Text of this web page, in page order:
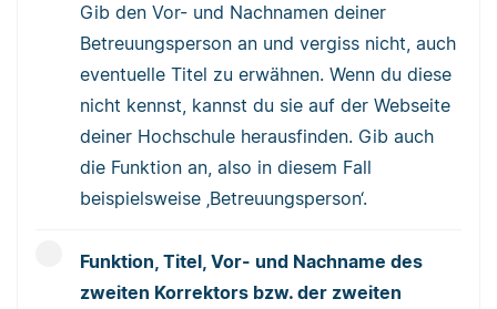
Gib den Vor- und Nachnamen deiner
Betreuungsperson an und vergiss nicht, auch
eventuelle Titel zu erwähnen. Wenn du diese
nicht kennst, kannst du sie auf der Webseite
deiner Hochschule herausfinden. Gib auch
die Funktion an, also in diesem Fall
beispielsweise ‚Betreuungsperson‘.
Funktion, Titel, Vor- und Nachname des
zweiten Korrektors bzw. der zweiten